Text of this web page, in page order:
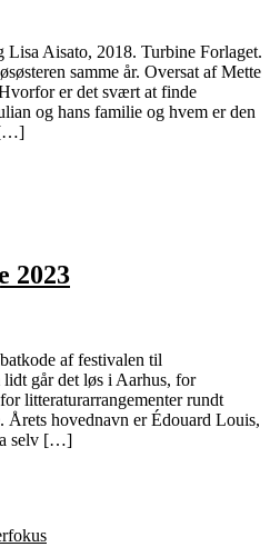
Lisa Aisato, 2018. Turbine Forlaget.
samme år. Oversat af Mette
er det svært at finde
og hans familie og hvem er den
[…]
2023
af festivalen til
lidt går det løs i Aarhus, for
litteraturarrangementer rundt
Årets hovednavn er Édouard Louis,
selv […]